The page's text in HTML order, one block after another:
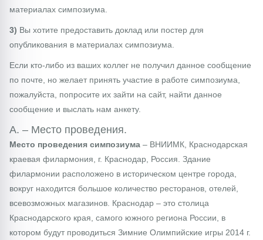
материалах симпозиума.
3) Вы хотите предоставить доклад или постер для
опубликования в материалах симпозиума.
Если кто-либо из ваших коллег не получил данное сообщение
по почте, но желает принять участие в работе симпозиума,
пожалуйста, попросите их зайти на сайт, найти данное
сообщение и выслать нам анкету.
A. – Место проведения.
Место проведения симпозиума – ВНИИМК, Краснодарская
краевая филармония, г. Краснодар, Россия. Здание
филармонии расположено в историческом центре города,
вокруг находится большое количество ресторанов, отелей,
всевозможных магазинов. Краснодар – это столица
Краснодарского края, самого южного региона России, в
котором будут проводиться Зимние Олимпийские игры 2014 г.